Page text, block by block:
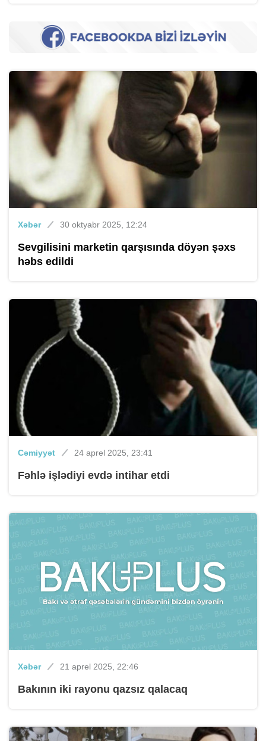
Xəbər 30 oktyabr 2025, 12:24
Sevgilisini marketin qarşısında döyən şəxs
həbs edildi
Cəmiyyət 24 aprel 2025, 23:41
Fəhlə işlədiyi evdə intihar etdi
Xəbər 21 aprel 2025, 22:46
Bakının iki rayonu qazsız qalacaq